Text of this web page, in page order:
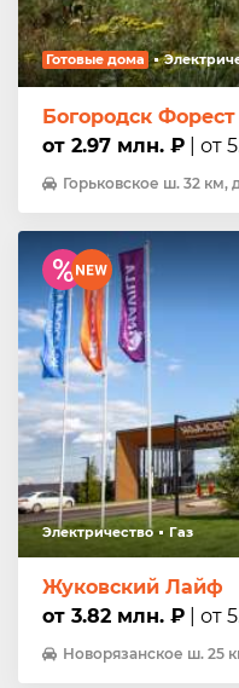
Готовые дома
Богородск Форест
от 2.97 млн. ₽ | от
Горьковское ш. 32 км,
Электричество Газ
Жуковский Лайф
от 3.82 млн. ₽ | от
Новорязанское ш. 25